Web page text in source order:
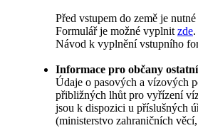
Před vstupem do země je
Formulář je možné vyplnit zde.
Návod k vyplnění vstupního
Informace pro občany
Údaje o pasových a vízových
přibližných lhůt pro vyřízení
jsou k dispozici u příslušných
(ministerstvo zahraničních